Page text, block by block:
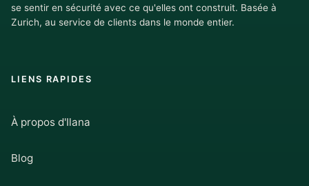
se sentir en sécurité avec ce qu'elles ont construit. Basée à
Zurich, au service de clients dans le monde entier.
LIENS RAPIDES
À propos d'Ilana
Blog